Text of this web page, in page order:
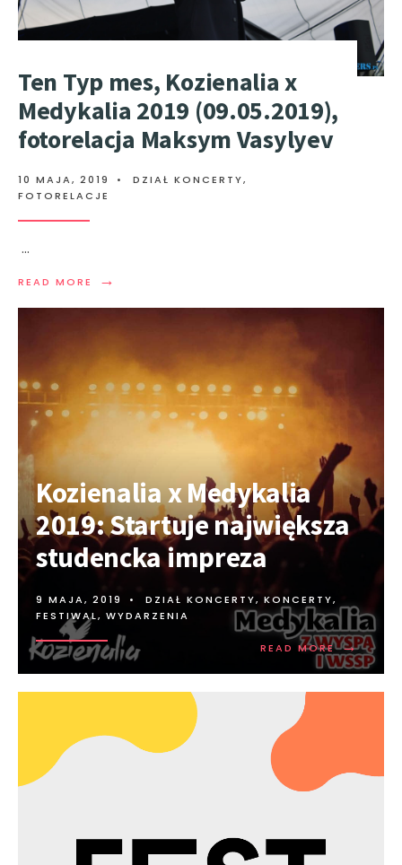
Ten Typ mes, Kozienalia x
Medykalia 2019 (09.05.2019),
fotorelacja Maksym Vasylyev
10 MAJA, 2019 • DZIAŁ KONCERTY,
FOTORELACJE
...
READ MORE →
Kozienalia x Medykalia
2019: Startuje największa
studencka impreza
9 MAJA, 2019 • DZIAŁ KONCERTY, KONCERTY,
FESTIWAL, WYDARZENIA
READ MORE →